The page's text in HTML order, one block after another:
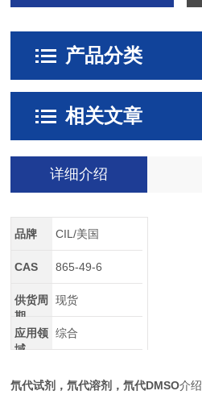
产品分类
相关文章
详细介绍
品牌 CIL/美国
CAS 865-49-6
供货周
期
现货
应用领
域
综合
氘代试剂，氘代溶剂，氘代DMSO介绍